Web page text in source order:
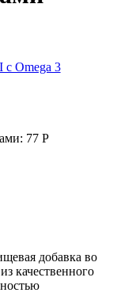
77 Р
добавка во
качественного